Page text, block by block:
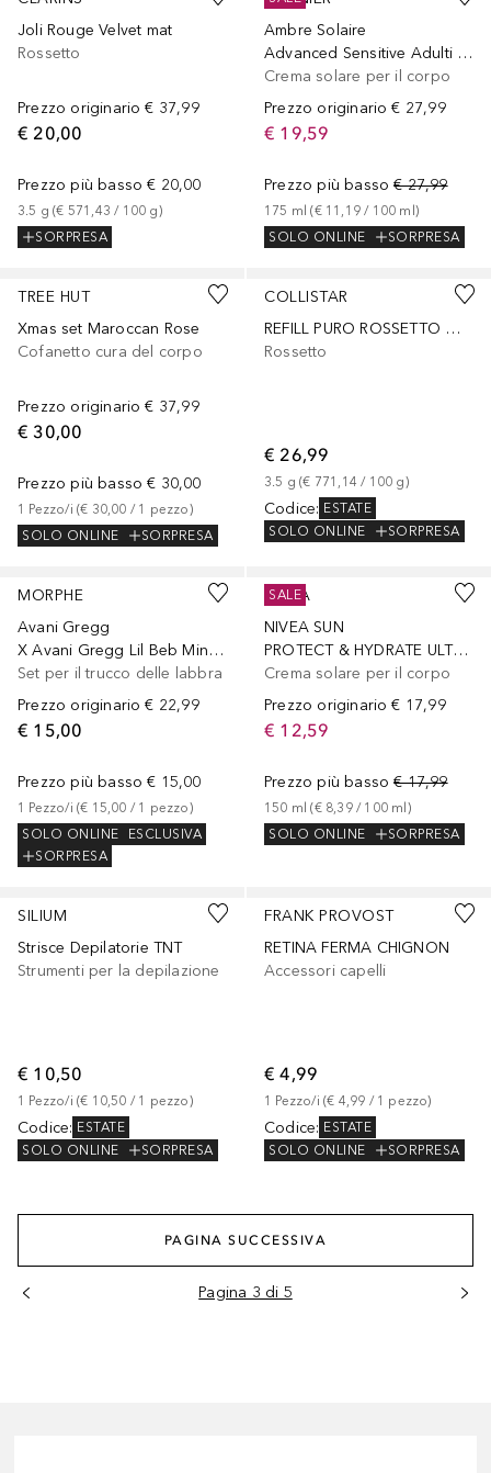
Joli Rouge Velvet mat
Rossetto
Prezzo originario € 37,99
€ 20,00
Prezzo più basso € 20,00
3.5 g (€ 571,43 / 100 g)
SORPRESA
Ambre Solaire
Advanced Sensitive Adulti Ceramide Protect Latte Protettivo
Crema solare per il corpo
Prezzo originario € 27,99
€ 19,59
Prezzo più basso € 27,99
175 ml (€ 11,19 / 100 ml)
SOLO ONLINE
SORPRESA
TREE HUT
Xmas set Maroccan Rose
Cofanetto cura del corpo
Prezzo originario € 37,99
€ 30,00
Prezzo più basso € 30,00
1 Pezzo/i (€ 30,00 / 1 pezzo)
SOLO ONLINE
SORPRESA
COLLISTAR
REFILL PURO ROSSETTO MATTE
Rossetto
€ 26,99
3.5 g (€ 771,14 / 100 g)
Codice: ESTATE
SOLO ONLINE
SORPRESA
MORPHE
Avani Gregg
X Avani Gregg Lil Beb Mini Lip Gloss Kit - TRAVEL SIZE
Set per il trucco delle labbra
Prezzo originario € 22,99
€ 15,00
Prezzo più basso € 15,00
1 Pezzo/i (€ 15,00 / 1 pezzo)
SOLO ONLINE
ESCLUSIVA
SORPRESA
NIVEA
NIVEA SUN
PROTECT & HYDRATE ULTRA FP50+,
Crema solare per il corpo
Prezzo originario € 17,99
€ 12,59
Prezzo più basso € 17,99
150 ml (€ 8,39 / 100 ml)
SOLO ONLINE
SORPRESA
SALE
SILIUM
Strisce Depilatorie TNT
Strumenti per la depilazione
€ 10,50
1 Pezzo/i (€ 10,50 / 1 pezzo)
Codice: ESTATE
SOLO ONLINE
SORPRESA
FRANK PROVOST
RETINA FERMA CHIGNON
Accessori capelli
€ 4,99
1 Pezzo/i (€ 4,99 / 1 pezzo)
Codice: ESTATE
SOLO ONLINE
SORPRESA
PAGINA SUCCESSIVA
Pagina 3 di 5